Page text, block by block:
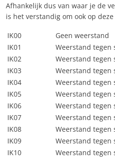
Afhankelijk dus van waar je de
is het verstandig om ook op
IK00
Geen weerstand
IK01
Weerstand tegen
IK02
Weerstand tegen
IK03
Weerstand tegen
IK04
Weerstand tegen
IK05
Weerstand tegen
IK06
Weerstand tegen
IK07
Weerstand tegen
IK08
Weerstand tegen
IK09
Weerstand tegen
IK10
Weerstand tegen